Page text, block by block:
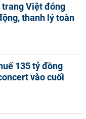
Việt đóng
thanh lý toàn
135 tỷ đồng
vào cuối